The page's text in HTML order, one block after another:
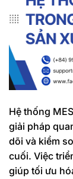
Hệ thống
giải pháp
dõi và kiểm
cuối. Việc
giúp tối ưu